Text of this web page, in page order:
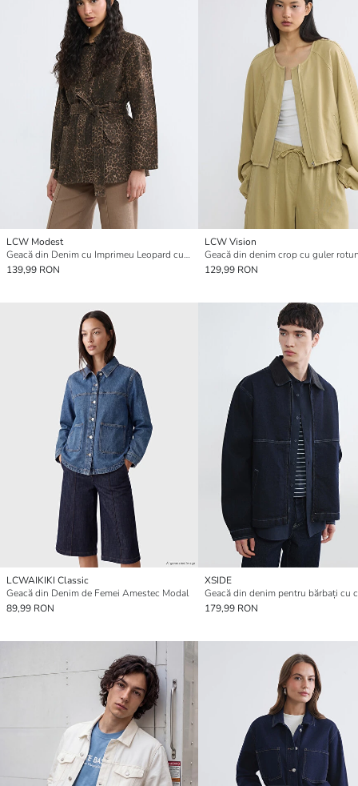
LCW Modest
Geacă din Denim cu Imprimeu Leopard cu Guler pentru Femei
139,99 RON
LCW Vision
129,99 RON
LCWAIKIKI Classic
Geacă din Denim de Femei Amestec Modal
89,99 RON
XSIDE
179,99 RON